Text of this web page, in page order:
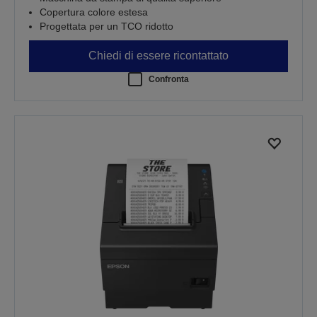
Copertura colore estesa
Progettata per un TCO ridotto
Chiedi di essere ricontattato
Confronta